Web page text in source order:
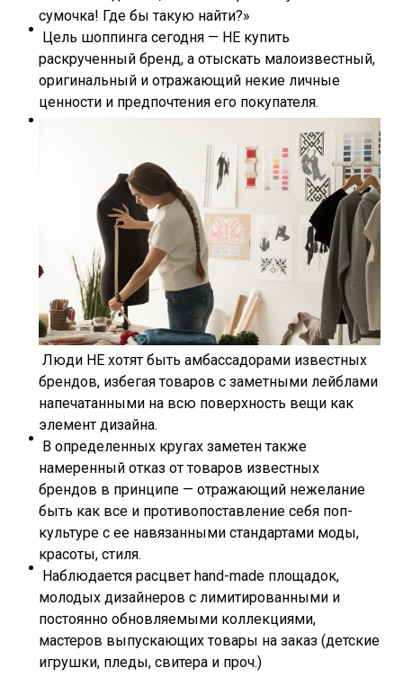
сумочка! Где бы такую найти?»
Цель шоппинга сегодня — НЕ купить
раскрученный бренд, а отыскать малоизвестный,
оригинальный и отражающий некие личные
ценности и предпочтения его покупателя.
Люди НЕ хотят быть амбассадорами известных
брендов, избегая товаров с заметными лейблами
напечатанными на всю поверхность вещи как
элемент дизайна.
В определенных кругах заметен также
намеренный отказ от товаров известных
брендов в принципе — отражающий нежелание
быть как все и противопоставление себя поп-
культуре с ее навязанными стандартами моды,
красоты, стиля.
Наблюдается расцвет hand-made площадок,
молодых дизайнеров с лимитированными и
постоянно обновляемыми коллекциями,
мастеров выпускающих товары на заказ (детские
игрушки, пледы, свитера и проч.)